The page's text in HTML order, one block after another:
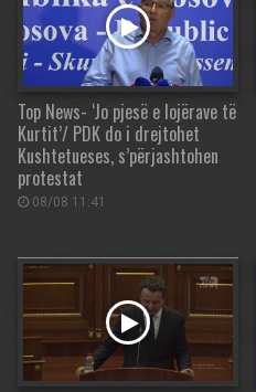
Top News- ‘Jo pjesë e lojërave të
Kurtit’/ PDK do i drejtohet
Kushtetueses, s’përjashtohen
protestat
08/08 11:41